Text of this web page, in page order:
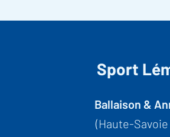
Sport
Ballaison &
(Haute-Savoie